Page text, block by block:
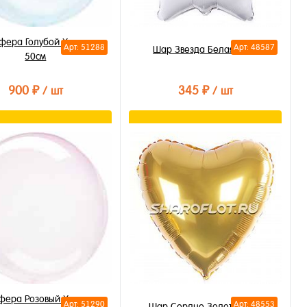
Арт: 51288
Голубой Хрусталь
50см
900 ₽ / шт
В корзину
Арт: 48587
Шар Звезда Белая 40см
345 ₽ / шт
Купить в 1 клик
В избранное
В наличии
Арт: 51290
Розовый Хрусталь
Арт: 48553